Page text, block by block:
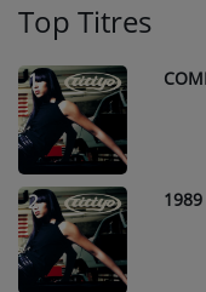
Top Titres
1
2 1989